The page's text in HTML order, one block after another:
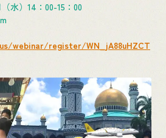
水）14：00-15：00
webinar/register/WN_jA88uHZCT